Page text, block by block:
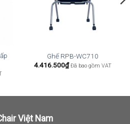
Ghế RPB-WC710
4.416.500₫ Đã bao gồm VAT
Việt Nam